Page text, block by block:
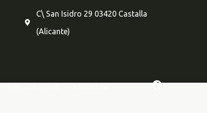
C\ San Isidro 29 03420 Castalla
(Alicante)